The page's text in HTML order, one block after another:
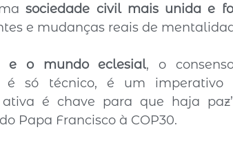
sociedade civil mais unida e
e mudanças reais de
e o mundo eclesial, o
é só técnico, é um imperativo
é chave para que haja
Papa Francisco à COP30.